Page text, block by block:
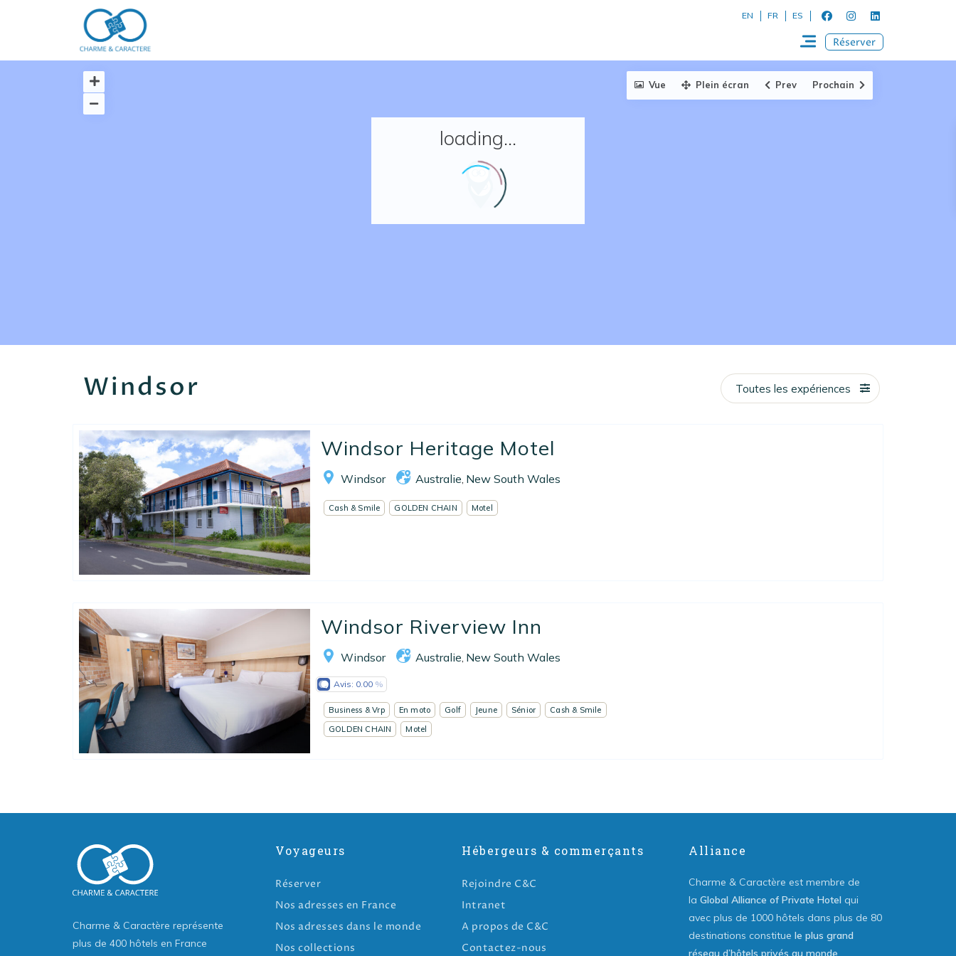
Nos collections
EN FR ES
EN FR ES
Réserver
loading...
Vue Plein écran Prev Prochain
Windsor Toutes les expériences
Windsor Heritage Motel
Windsor Australie New South Wales
Cash & Smile GOLDEN CHAIN Motel
Windsor Riverview Inn
Windsor Australie New South Wales
Avis: 0.00
Business & Vrp En moto Golf Jeune Sénior
Cash & Smile
GOLDEN CHAIN
Motel
Charme & Caractère représente
plus de 400 hôtels en France
Voyageurs
Réserver
Nos adresses en France
Nos adresses dans le monde
Nos collections
Hébergeurs & commerçants
Rejoindre C&C
Intranet
A propos de C&C
Contactez-nous
Alliance
Charme & Caractère est membre de
laGlobal Alliance of Private Hotel qui
avec plus de 1000 hôtels dans plus de 80
destinations constituele plus grand
réseau d’hôtels privés au monde